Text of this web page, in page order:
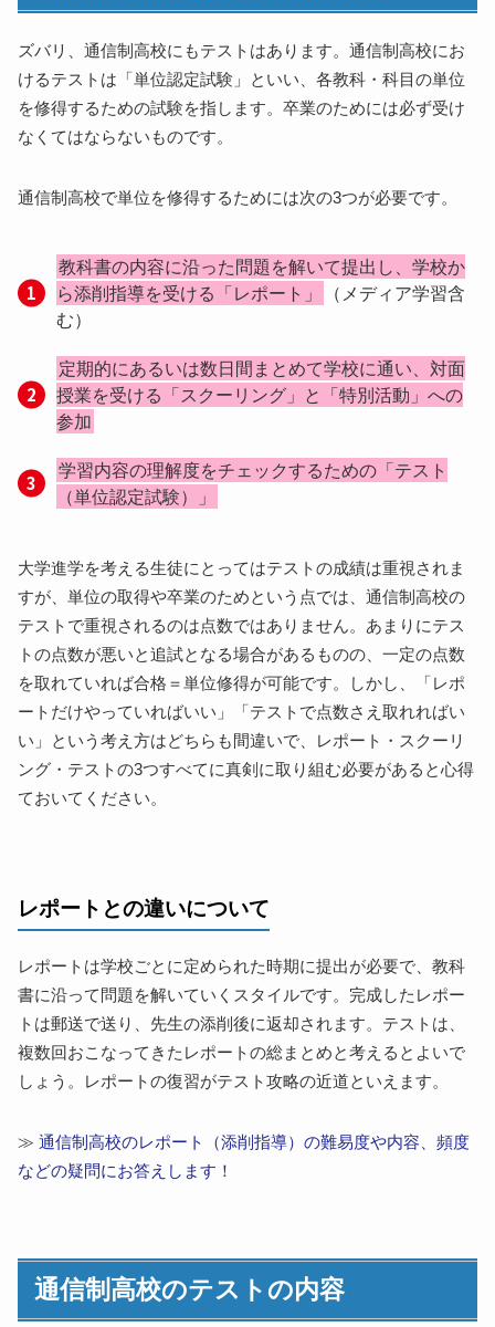
受験資格について
実施頻度について
内容の難易度について
合格や不合格はある？
通信制高校のテストはノー勉強でもいい？
勉強方法について
ズバリ、通信制高校にもテストはあります。通信制高校にお
けるテストは「単位認定試験」といい、各教科・科目の単位
を修得するための試験を指します。卒業のためには必ず受け
なくてはならないものです。
通信制高校で単位を修得するためには次の3つが必要です。
教科書の内容に沿った問題を解いて提出し、学校か
ら添削指導を受ける「レポート」
（メディア学習含
む）
定期的にあるいは数日間まとめて学校に通い、対面
授業を受ける「スクーリング」と「特別活動」への
参加
学習内容の理解度をチェックするための「テスト
（単位認定試験）」
大学進学を考える生徒にとってはテストの成績は重視されま
すが、単位の取得や卒業のためという点では、通信制高校の
テストで重視されるのは点数ではありません。あまりにテス
トの点数が悪いと追試となる場合があるものの、一定の点数
を取れていれば合格＝単位修得が可能です。しかし、「レポ
ートだけやっていればいい」「テストで点数さえ取れればい
い」という考え方はどちらも間違いで、レポート・スクーリ
ング・テストの3つすべてに真剣に取り組む必要があると心得
ておいてください。
レポートとの違いについて
レポートは学校ごとに定められた時期に提出が必要で、教科
書に沿って問題を解いていくスタイルです。完成したレポー
トは郵送で送り、先生の添削後に返却されます。テストは、
複数回おこなってきたレポートの総まとめと考えるとよいで
しょう。レポートの復習がテスト攻略の近道といえます。
≫通信制高校のレポート（添削指導）の難易度や内容、頻度
などの疑問にお答えします！
通信制高校のテストの内容